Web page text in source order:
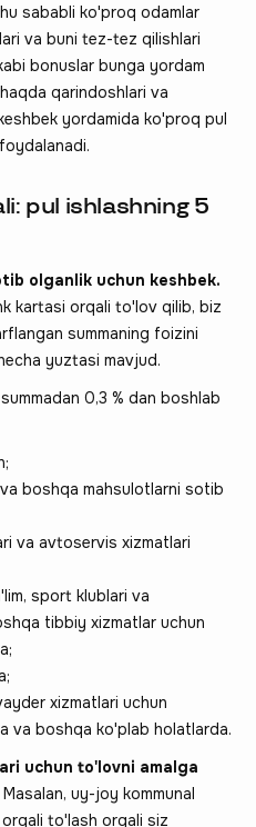
sababli ko'proq odamlar
va buni tez-tez qilishlari
bonuslar bunga yordam
qarindoshlari va
yordamida ko'proq pul
pul ishlashning 5
olganlik uchun keshbek.
kartasi orqali to'lov qilib, biz
summaning foizini
yuztasi mavjud.
0,3 % dan boshlab
boshqa mahsulotlarni sotib
va avtoservis xizmatlari
sport klublari va
tibbiy xizmatlar uchun
xizmatlari uchun
va boshqa ko'plab holatlarda.
uchun to'lovni amalga
Masalan, uy-joy kommunal
to'lash orqali siz